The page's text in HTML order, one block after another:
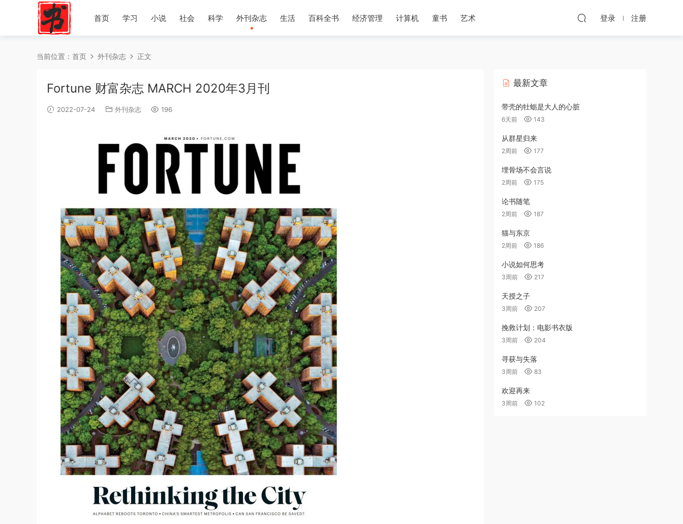
首页 学习 小说 社会 科学 外刊杂志 生活 百科全书 经济管理 计算机 童书 艺术 登录 注册
当前位置： 首页 外刊杂志 正文
Fortune 财富杂志 MARCH 2020年3月刊
2022-07-24 外刊杂志 196
最新文章
带壳的牡蛎是大人的心脏
6天前 143
从群星归来
2周前 177
埋骨场不会言说
2周前 175
论书随笔
2周前 187
猫与东京
2周前 186
小说如何思考
3周前 217
天授之子
3周前 207
挽救计划：电影书衣版
3周前 204
寻获与失落
3周前 83
欢迎再来
3周前 102